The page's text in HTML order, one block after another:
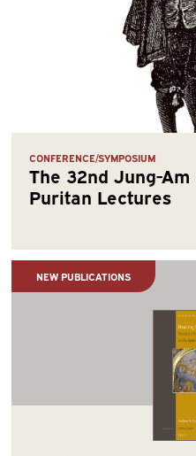
CONFERENCE/SYMPOSIUM
The 32nd Jung-
Puritan Lectures
NEW PUBLICATIONS